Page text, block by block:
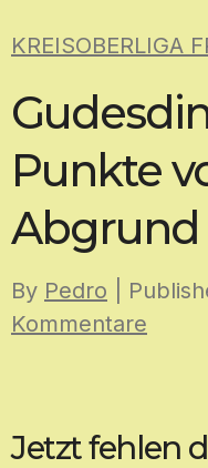
toKREISOBERLIGA
Punkte
Abgrund
By Pedro |
Kommentare
Jetzt fehlen